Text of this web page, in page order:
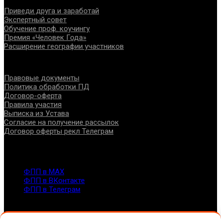
Приведи друга и заработай
Экспертный совет
Обучение проф. коучингу
Премия «Человек Года»
Расширение географии участников
Правовые документы
Политика обработки ПД
Договор-оферта
Правила участия
Выписка из Устава
Согласие на получение рассылок
Договор оферты рекл Телеграм
ФПП в МАХ
ФПП в ВКонтакте
ФПП в Телеграм